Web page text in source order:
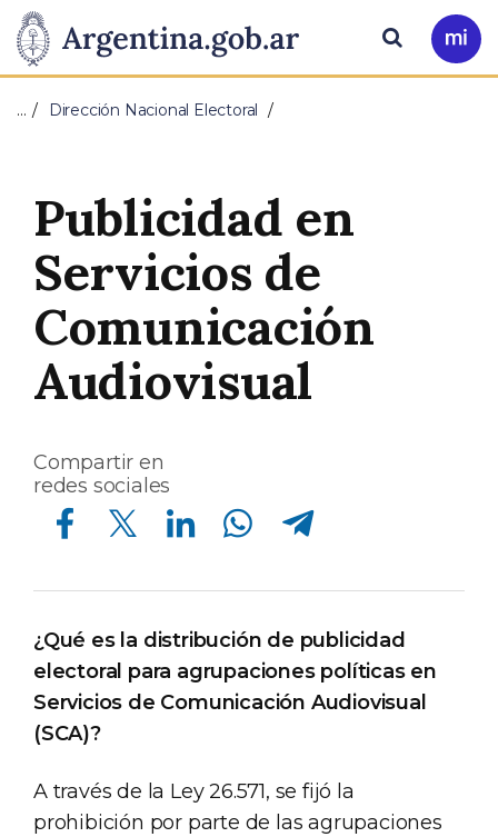
Presidencia
de
Nación
Pasar al contenido principal
Ir
a
Buscar
… Dirección Nacional Electoral
Publicidad en
Servicios de
Comunicación
Audiovisual
Compartir en
redes sociales
Compartir en Facebook Compartir en Twitter Compartir en Linkedin Compartir en Whatsapp Compartir en Telegram
¿Qué es la distribución de publicidad
electoral para agrupaciones políticas en
Servicios de Comunicación Audiovisual
(SCA)?
A través de la Ley 26.571, se fijó la
prohibición por parte de las agrupaciones